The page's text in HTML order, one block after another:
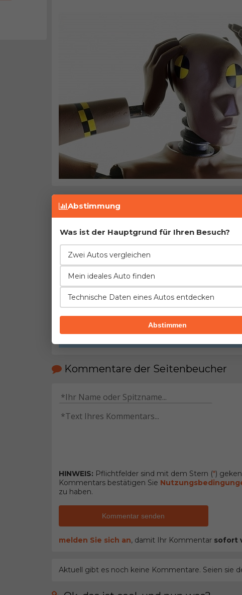
Fahrzeughistorie prüfen
Kommentare der Seitenbeucher
HINWEIS: Pflichtfelder sind mit dem Stern (*)
Kommentars bestätigen Sie
zu haben.
Kommentar senden
melden Sie sich an, damit Ihr Kommentar sofort
Aktuell gibt es noch keine Kommentare. Seien sie
Abstimmung
Was ist der Hauptgrund für Ihren Besuch?
Zwei Autos vergleichen
Mein ideales Auto finden
Technische Daten eines Autos entdecken
Abstimmen